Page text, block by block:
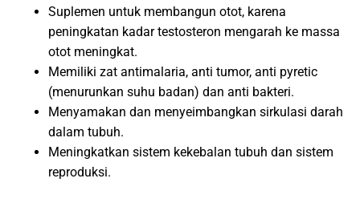
Suplemen untuk membangun otot, karena
peningkatan kadar testosteron mengarah ke massa
otot meningkat.
Memiliki zat antimalaria, anti tumor, anti pyretic
(menurunkan suhu badan) dan anti bakteri.
Menyamakan dan menyeimbangkan sirkulasi darah
dalam tubuh.
Meningkatkan sistem kekebalan tubuh dan sistem
reproduksi.